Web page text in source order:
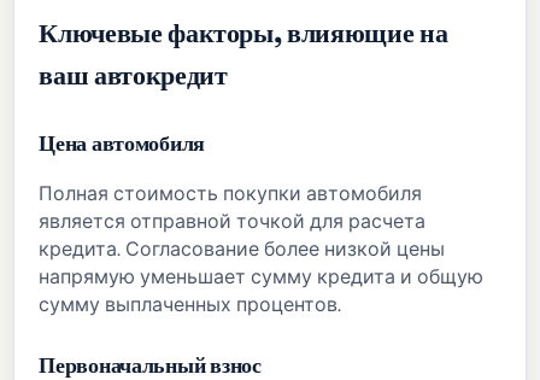
Ключевые факторы, влияющие на
ваш автокредит
Цена автомобиля
Полная стоимость покупки автомобиля
является отправной точкой для расчета
кредита. Согласование более низкой цены
напрямую уменьшает сумму кредита и общую
сумму выплаченных процентов.
Первоначальный взнос